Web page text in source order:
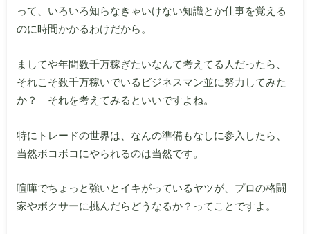
って、いろいろ知らなきゃいけない知識とか仕事を覚える
のに時間かかるわけだから。
ましてや年間数千万稼ぎたいなんて考えてる人だったら、
それこそ数千万稼いでいるビジネスマン並に努力してみた
か？ それを考えてみるといいですよね。
特にトレードの世界は、なんの準備もなしに参入したら、
当然ボコボコにやられるのは当然です。
喧嘩でちょっと強いとイキがっているヤツが、プロの格闘
家やボクサーに挑んだらどうなるか？ってことですよ。